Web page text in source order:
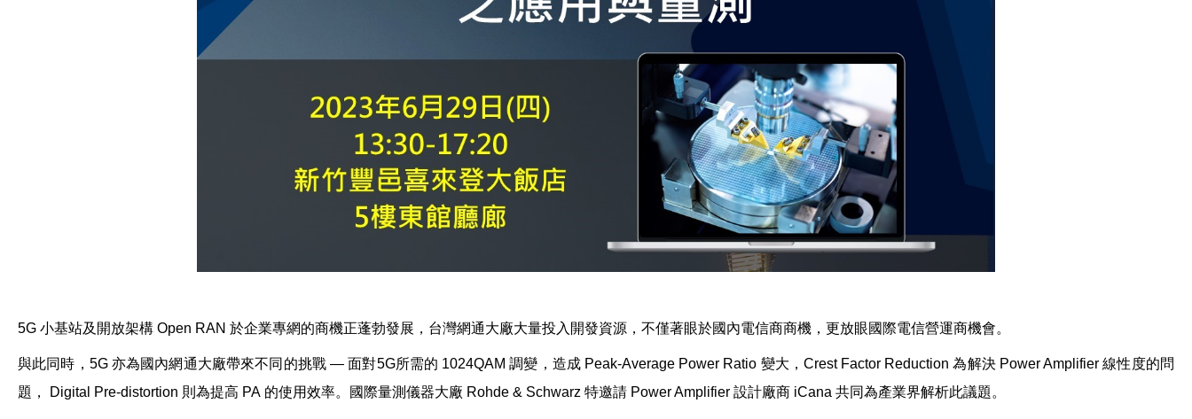
5G 小基站及開放架構 Open RAN 於企業專網的商機正蓬勃發展，台灣網通大廠大量投入開發資源，不僅著眼於國內電信商商機，更放眼國際電信營運商機會。
與此同時， 5G 亦為國內網通大廠帶來不同的挑戰—面對5G所需的 1024QAM調變，造成 Peak-Average Power Ratio 變大，Crest Factor Reduction為解決 Power Amplifier線性度的問
題，
Digital Pre-distortion 則為提高 PA 的使用效率。國際量測儀器大廠 Rohde & Schwarz 特邀請 Power Amplifier 設計廠商 iCana 共同為產業界解析此議題。